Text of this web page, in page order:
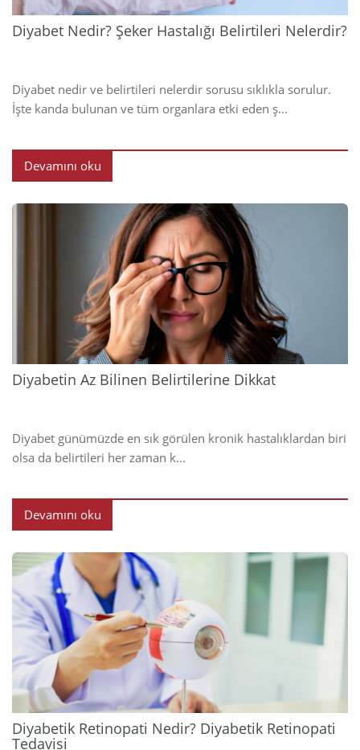
Diyabet Nedir? Şeker Hastalığı Belirtileri Nelerdir?
Diyabet nedir ve belirtileri nelerdir sorusu sıklıkla sorulur.
İşte kanda bulunan ve tüm organlara etki eden ş...
Devamını oku
Diyabetin Az Bilinen Belirtilerine Dikkat
Diyabet günümüzde en sık görülen kronik hastalıklardan biri
olsa da belirtileri her zaman k...
Devamını oku
Diyabetik Retinopati Nedir? Diyabetik Retinopati
Tedavisi